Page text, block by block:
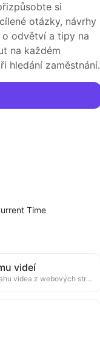
si
otázky, návrhy
odvětví a tipy na
na každém
hledání zaměstnání.
Time
videí
Efektivní nástroj pro extrakci obsahu videa z webových stránek, který dokáže rychle procházet webové stránky a uspořádat informace o videích do strukturované tabulky Markdown.